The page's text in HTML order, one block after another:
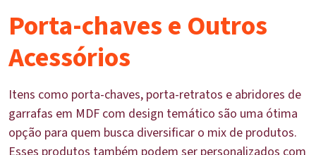
Porta-chaves e Outros
Acessórios
Itens como porta-chaves, porta-retratos e abridores de
garrafas em MDF com design temático são uma ótima
opção para quem busca diversificar o mix de produtos.